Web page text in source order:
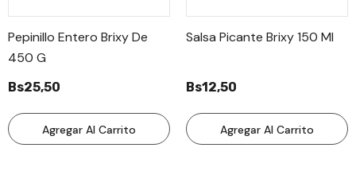
Pepinillo Entero Brixy De
450 G
Bs25,50
Agregar Al Carrito
Salsa Picante Brixy 150 Ml
Bs12,50
Agregar Al Carrito